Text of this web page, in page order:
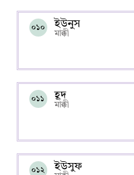
০১০ ইউনুস
মাক্কী
০১১ হূদ
মাক্কী
০১২ ইউসুফ